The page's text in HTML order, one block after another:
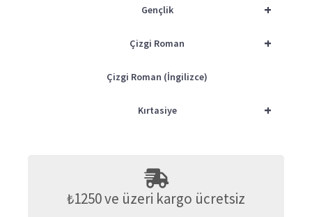
+
Gençlik
+
Çizgi Roman
Çizgi Roman (İngilizce)
+
Kırtasiye
₺1250 ve üzeri kargo ücretsiz